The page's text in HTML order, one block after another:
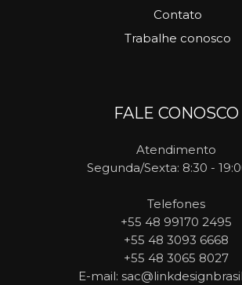
Contato
Trabalhe conosco
FALE CONOSCO
Atendimento
Segunda/Sexta: 8:30 -
Telefones
+55 48 99170 2495
+55 48 3093 6668
+55 48 3065 8027
E-mail: